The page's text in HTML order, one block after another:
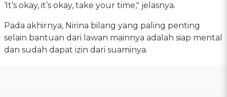
‘It’s okay, it’s okay, take your time," jelasnya.
Pada akhirnya, Nirina bilang yang paling penting
selain bantuan dari lawan mainnya adalah siap mental
dan sudah dapat izin dari suaminya.